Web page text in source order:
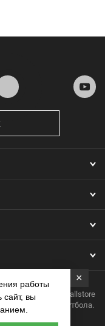
магазин Footballstore
и одежды для футбола.
×
работы
сайт, вы